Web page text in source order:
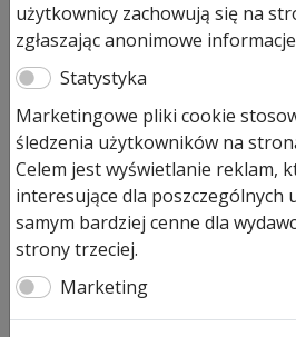
Produkt dostępny na zamówienie
ilość
Czop
blokujący
zawias
sprężynowy
do
drzwi
PPoż
H8-
5
HPL
Czop blokujący zawias
oraz MZ i Quadro
art. nr 340197 •
SKU:340197
Informacje dodatkowe
użytkownicy zachowują się na
zgłaszając anonimowe
Statystyka
Marketingowe pliki cookie
śledzenia użytkowników na
Celem jest wyświetlanie reklam,
interesujące dla poszczególnych
samym bardziej cenne dla
strony trzeciej.
Marketing